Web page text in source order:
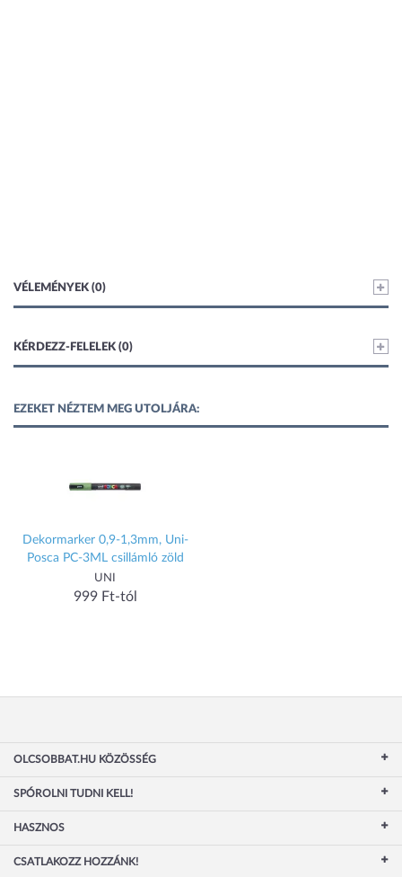
VÉLEMÉNYEK (0)
KÉRDEZZ-FELELEK (0)
EZEKET NÉZTEM MEG UTOLJÁRA:
Dekormarker 0,9-1,3mm, Uni-
Posca PC-3ML csillámló zöld
UNI
999 Ft-tól
OLCSOBBAT.HU KÖZÖSSÉG
SPÓROLNI TUDNI KELL!
HASZNOS
CSATLAKOZZ HOZZÁNK!